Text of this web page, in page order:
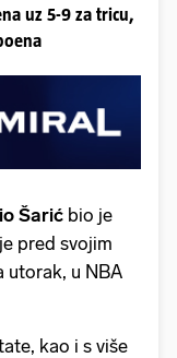
uz 5-9 za tricu,
Šarić bio je
pred svojim
utorak, u NBA
kao i s više